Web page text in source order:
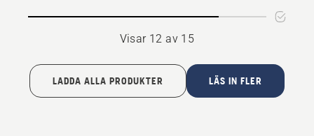
Visar 12 av 15
LADDA ALLA PRODUKTER LÄS IN FLER